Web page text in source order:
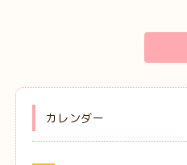
カレンダー